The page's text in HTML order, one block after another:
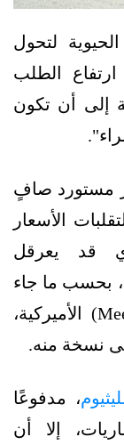
لتحول
ارتفاع الطلب
إلى أن تكون
مستورد صافٍ
الأسعار
قد يعرقل
بحسب ما جاء
في تقرير نشرته مجلة "ميس" (Mees) الأميركية،
نسخة منه.
، مدفوعًا
إلا أن